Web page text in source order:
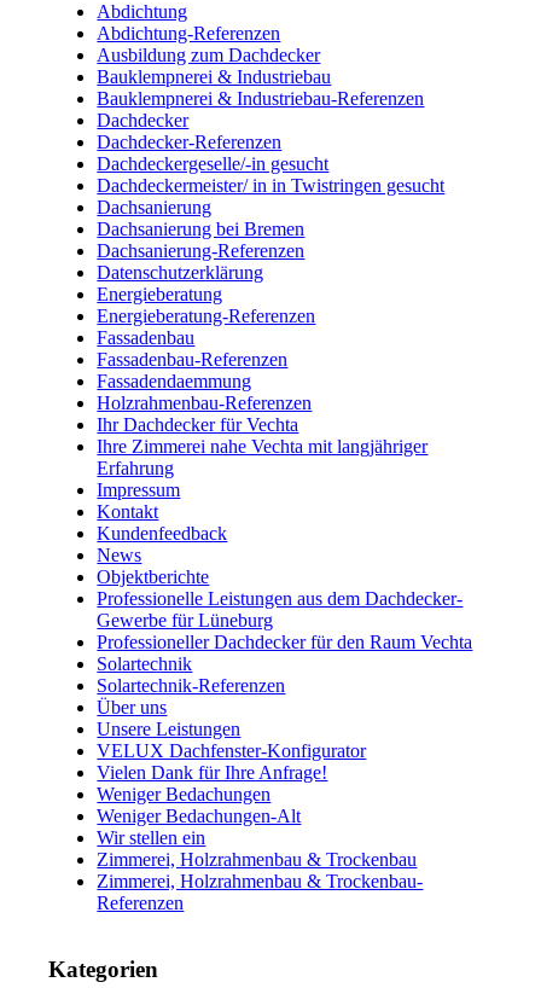
Abdichtung
Abdichtung-Referenzen
Ausbildung zum Dachdecker
Bauklempnerei & Industriebau
Bauklempnerei & Industriebau-Referenzen
Dachdecker
Dachdecker-Referenzen
Dachdeckergeselle/-in gesucht
Dachdeckermeister/ in in Twistringen gesucht
Dachsanierung
Dachsanierung bei Bremen
Dachsanierung-Referenzen
Datenschutzerklärung
Energieberatung
Energieberatung-Referenzen
Fassadenbau
Fassadenbau-Referenzen
Fassadendaemmung
Holzrahmenbau-Referenzen
Ihr Dachdecker für Vechta
Ihre Zimmerei nahe Vechta mit langjähriger
Erfahrung
Impressum
Kontakt
Kundenfeedback
News
Objektberichte
Professionelle Leistungen aus dem Dachdecker-
Gewerbe für Lüneburg
Professioneller Dachdecker für den Raum Vechta
Solartechnik
Solartechnik-Referenzen
Über uns
Unsere Leistungen
VELUX Dachfenster-Konfigurator
Vielen Dank für Ihre Anfrage!
Weniger Bedachungen
Weniger Bedachungen-Alt
Wir stellen ein
Zimmerei, Holzrahmenbau & Trockenbau
Zimmerei, Holzrahmenbau & Trockenbau-
Referenzen
Kategorien